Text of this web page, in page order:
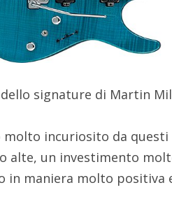
signature di Martin
molto incuriosito da
alte, un investimento
in maniera molto positiva